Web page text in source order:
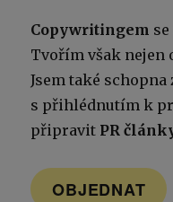
Copywritingem
Tvořím však nejen
Jsem také schopna
s přihlédnutím k
připravit PR
OBJEDNAT